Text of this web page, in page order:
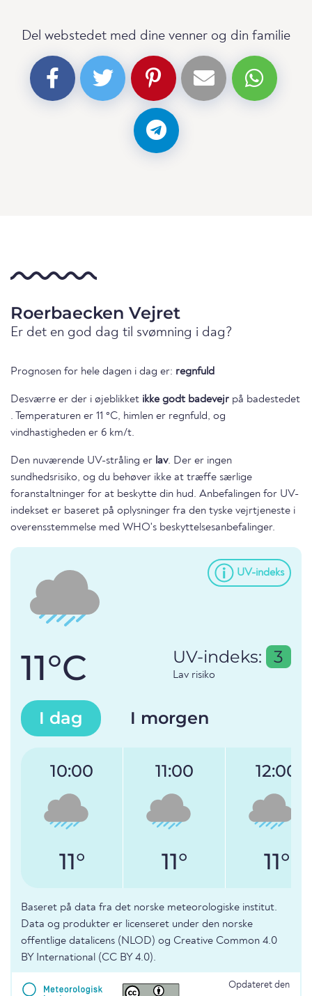
Del webstedet med dine venner og din familie
Roerbaecken Vejret
Er det en god dag til svømning i dag?
Prognosen for hele dagen i dag er: regnfuld
Desværre er der i øjeblikket ikke godt badevejr på badestedet
. Temperaturen er 11 °C, himlen er regnfuld, og
vindhastigheden er 6 km/t.
Den nuværende UV-stråling er lav. Der er ingen
sundhedsrisiko, og du behøver ikke at træffe særlige
foranstaltninger for at beskytte din hud. Anbefalingen for UV-
indekset er baseret på oplysninger fra den tyske vejrtjeneste i
overensstemmelse med WHO's beskyttelsesanbefalinger.
UV-indeks
11°C UV-indeks: 3
Lav risiko
I dag I morgen
10:00
11°
11:00
11°
12:00
11°
Baseret på data fra det norske meteorologiske institut.
Data og produkter er licenseret under den norske
offentlige datalicens (NLOD) og Creative Common 4.0
BY International (CC BY 4.0).
Opdateret den